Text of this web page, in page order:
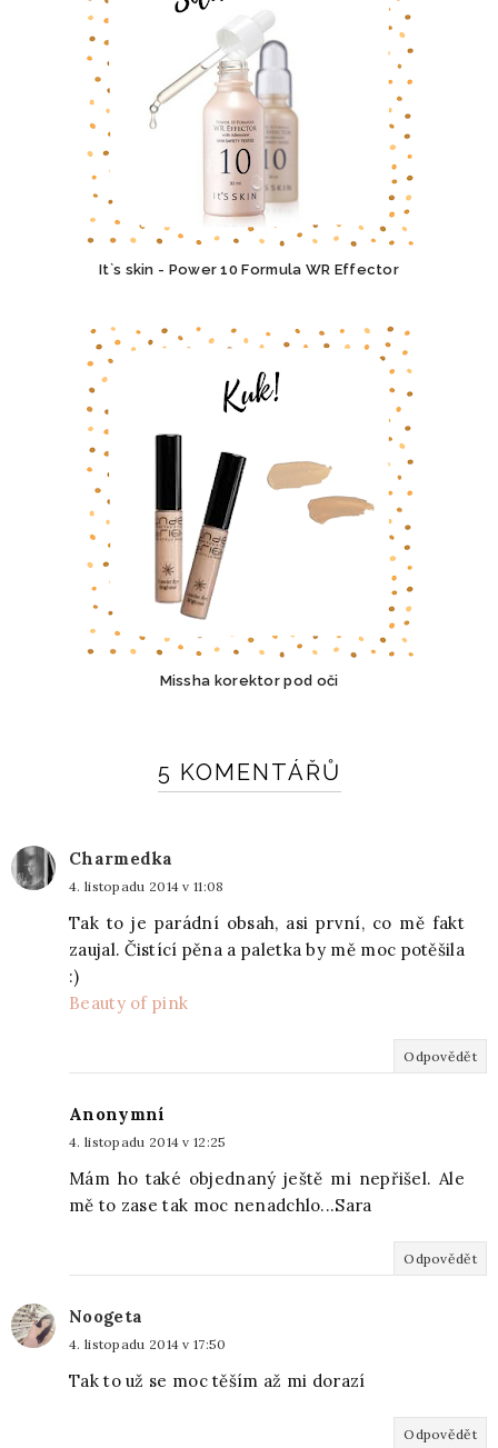
It`s skin - Power 10 Formula WR Effector
Missha korektor pod oči
5 KOMENTÁŘŮ
Charmedka
4. listopadu 2014 v 11:08
Tak to je parádní obsah, asi první, co mě fakt
zaujal. Čistící pěna a paletka by mě moc potěšila
:)
Beauty of pink
Odpovědět
Anonymní
4. listopadu 2014 v 12:25
Mám ho také objednaný ještě mi nepřišel. Ale
mě to zase tak moc nenadchlo...Sara
Odpovědět
Noogeta
4. listopadu 2014 v 17:50
Tak to už se moc těším až mi dorazí
Odpovědět